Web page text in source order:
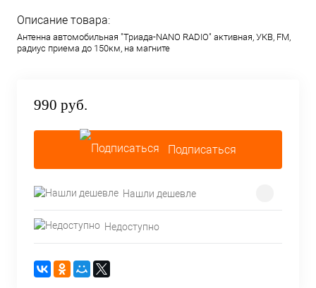
Описание товара:
Антенна автомобильная "Триада-NANO RADIO" активная, УКВ, FM,
радиус приема до 150км, на магните
990 руб.
Подписаться
Нашли дешевле
Недоступно